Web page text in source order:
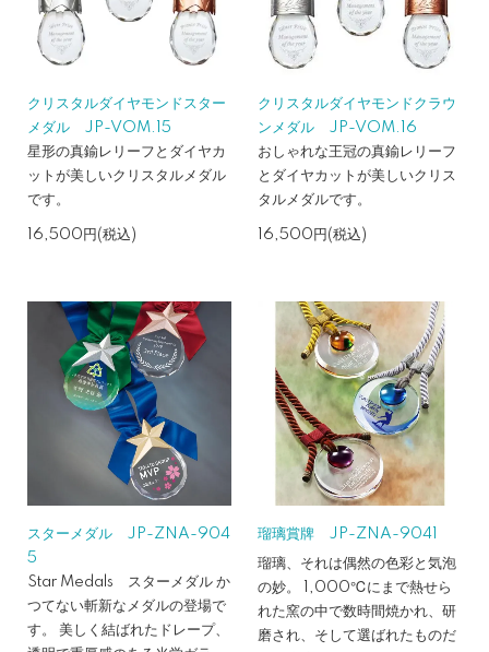
クリスタルダイヤモンドスター
メダル JP-VOM.15
星形の真鍮レリーフとダイヤカ
ットが美しいクリスタルメダル
です。
16,500円(税込)
クリスタルダイヤモンドクラウ
ンメダル JP-VOM.16
おしゃれな王冠の真鍮レリーフ
とダイヤカットが美しいクリス
タルメダルです。
16,500円(税込)
スターメダル JP-ZNA-904
5
Star Medals スターメダル か
つてない斬新なメダルの登場で
す。 美しく結ばれたドレープ、
瑠璃賞牌 JP-ZNA-9041
瑠璃、それは偶然の色彩と気泡
の妙。 1,000℃にまで熱せら
れた窯の中で数時間焼かれ、研
磨され、そして選ばれたものだ